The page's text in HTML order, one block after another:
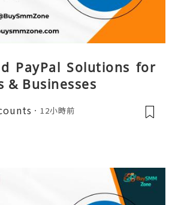
PayPal Solutions for
& Businesses
12小時前